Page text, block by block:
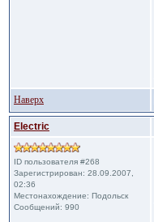
Наверх
Electric
ID пользователя #268
Зарегистрирован: 28.09.2007,
02:36
Местонахождение: Подольск
Сообщений: 990